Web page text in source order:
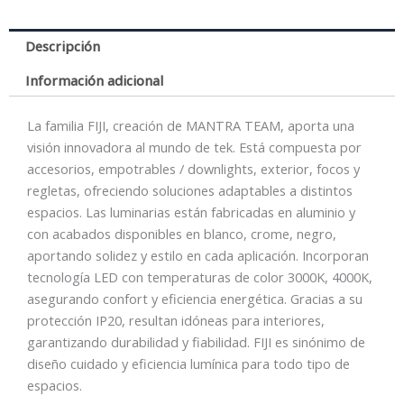
Descripción
Información adicional
La familia FIJI, creación de MANTRA TEAM, aporta una
visión innovadora al mundo de tek. Está compuesta por
accesorios, empotrables / downlights, exterior, focos y
regletas, ofreciendo soluciones adaptables a distintos
espacios. Las luminarias están fabricadas en aluminio y
con acabados disponibles en blanco, crome, negro,
aportando solidez y estilo en cada aplicación. Incorporan
tecnología LED con temperaturas de color 3000K, 4000K,
asegurando confort y eficiencia energética. Gracias a su
protección IP20, resultan idóneas para interiores,
garantizando durabilidad y fiabilidad. FIJI es sinónimo de
diseño cuidado y eficiencia lumínica para todo tipo de
espacios.